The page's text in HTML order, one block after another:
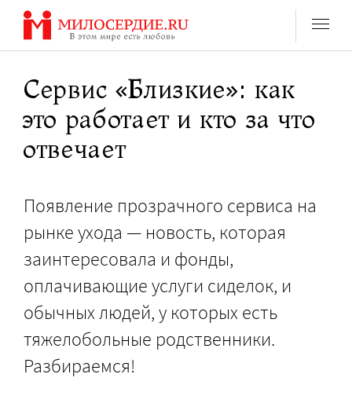
Перейти
содержанию
Сервис «Близкие»: как
это работает и кто за что
отвечает
Появление прозрачного сервиса на
рынке ухода — новость, которая
заинтересовала и фонды,
оплачивающие услуги сиделок, и
обычных людей, у которых есть
тяжелобольные родственники.
Разбираемся!